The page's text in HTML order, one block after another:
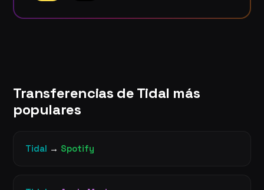
Transferencias de Tidal más
populares
Tidal → Spotify